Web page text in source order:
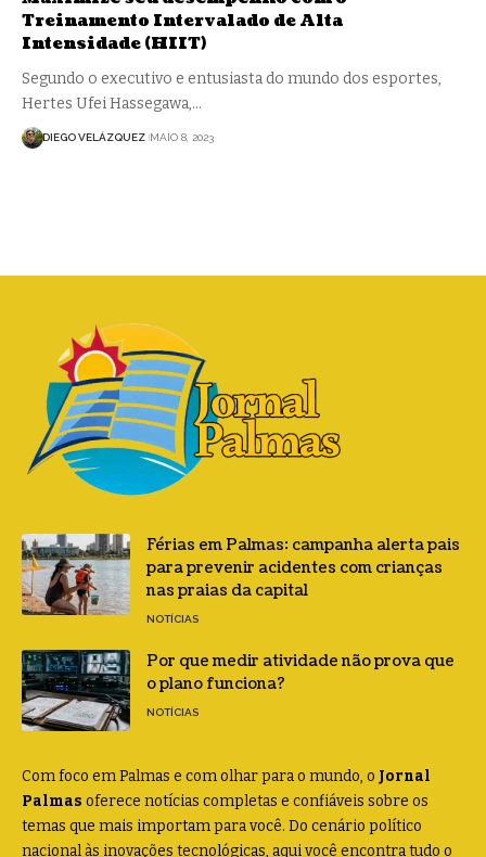
Treinamento Intervalado de Alta
Intensidade (HIIT)
Segundo o executivo e entusiasta do mundo dos esportes,
Hertes Ufei Hassegawa,…
DIEGO VELÁZQUEZ MAIO 8, 2023
Férias em Palmas: campanha alerta pais
para prevenir acidentes com crianças
nas praias da capital
NOTÍCIAS
Por que medir atividade não prova que
o plano funciona?
NOTÍCIAS
Com foco em Palmas e com olhar para o mundo, o Jornal
Palmas oferece notícias completas e confiáveis sobre os
temas que mais importam para você. Do cenário político
nacional às inovações tecnológicas, aqui você encontra tudo o